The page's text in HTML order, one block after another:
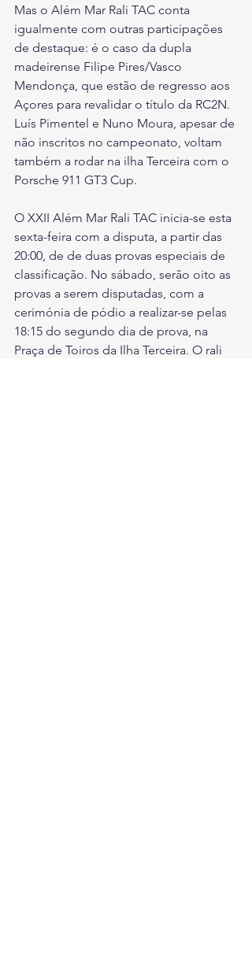
Mas o Além Mar Rali TAC conta
igualmente com outras participações
de destaque: é o caso da dupla
madeirense Filipe Pires/Vasco
Mendonça, que estão de regresso aos
Açores para revalidar o título da RC2N.
Luís Pimentel e Nuno Moura, apesar de
não inscritos no campeonato, voltam
também a rodar na ilha Terceira com o
Porsche 911 GT3 Cup.
O XXII Além Mar Rali TAC inicia-se esta
sexta-feira com a disputa, a partir das
20:00, de de duas provas especiais de
classificação. No sábado, serão oito as
provas a serem disputadas, com a
cerimónia de pódio a realizar-se pelas
18:15 do segundo dia de prova, na
Praça de Toiros da Ilha Terceira. O rali